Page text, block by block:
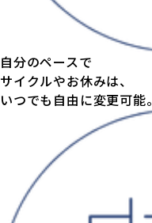
自分のペースで
サイクルやお休みは、
いつでも自由に変更可能。